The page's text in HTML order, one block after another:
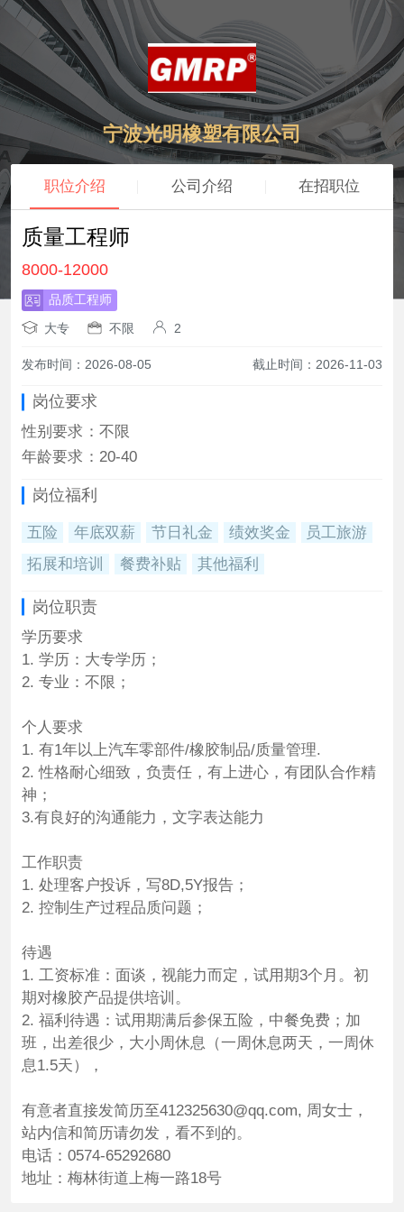
宁波光明橡塑有限公司
职位介绍 公司介绍 在招职位
质量工程师
8000-12000
品质工程师
大专 不限 2
发布时间：2026-08-05 截止时间：2026-11-03
岗位要求
性别要求 ： 不限
年龄要求 ： 20-40
岗位福利
五险 年底双薪 节日礼金 绩效奖金
员工旅游
拓展和培训
餐费补贴 其他福利
岗位职责
学历要求
1. 学历：大专学历；
2. 专业：不限；
个人要求
1. 有1年以上汽车零部件/橡胶制品/质量管理.
2. 性格耐心细致，负责任，有上进心，有团队合作精
神；
3.有良好的沟通能力，文字表达能力
工作职责
1. 处理客户投诉，写8D,5Y报告；
2. 控制生产过程品质问题；
待遇
1. 工资标准：面谈，视能力而定，试用期3个月。初
期对橡胶产品提供培训。
2. 福利待遇：试用期满后参保五险，中餐免费；加
班，出差很少，大小周休息（一周休息两天，一周休
息1.5天），
有意者直接发简历至412325630@qq.com, 周女士，
站内信和简历请勿发，看不到的。
电话：0574-65292680
地址：梅林街道上梅一路18号